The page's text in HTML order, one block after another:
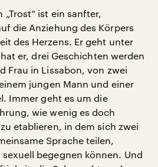
„Trost“ ist ein sanfter,
die Anziehung des Körpers
des Herzens. Er geht unter
er, drei Geschichten werden
Frau in Lissabon, von zwei
jungen Mann und einer
Immer geht es um die
wie wenig es doch
etablieren, in dem sich zwei
Sprache teilen,
begegnen können. Und